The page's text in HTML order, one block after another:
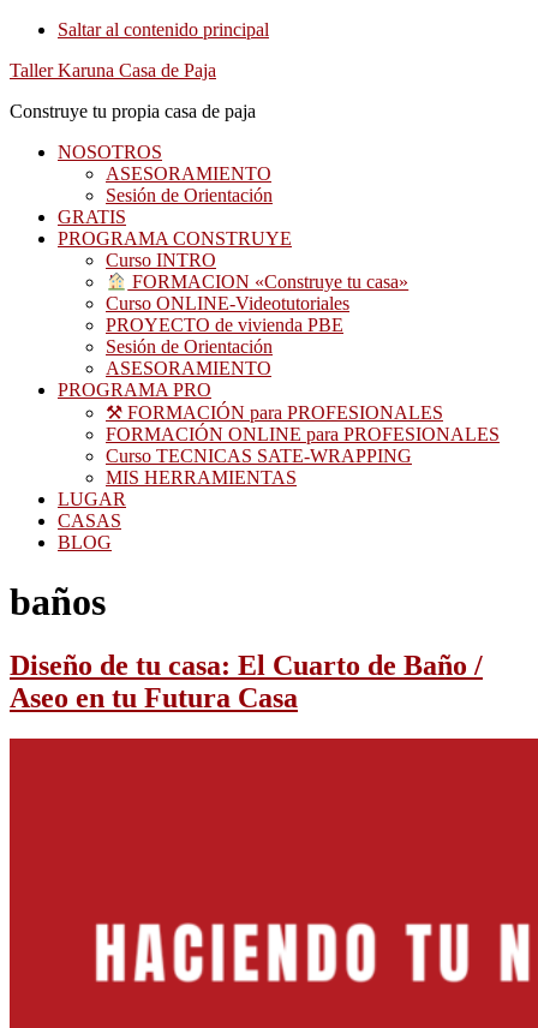
Saltar al contenido principal
Taller Karuna Casa de Paja
Construye tu propia casa de paja
NOSOTROS
ASESORAMIENTO
Sesión de Orientación
GRATIS
PROGRAMA CONSTRUYE
Curso INTRO
FORMACION «Construye tu casa»
Curso ONLINE-Videotutoriales
PROYECTO de vivienda PBE
Sesión de Orientación
ASESORAMIENTO
PROGRAMA PRO
⚒ FORMACIÓN para PROFESIONALES
FORMACIÓN ONLINE para PROFESIONALES
Curso TECNICAS SATE-WRAPPING
MIS HERRAMIENTAS
LUGAR
CASAS
BLOG
baños
Diseño de tu casa: El Cuarto de Baño /
Aseo en tu Futura Casa